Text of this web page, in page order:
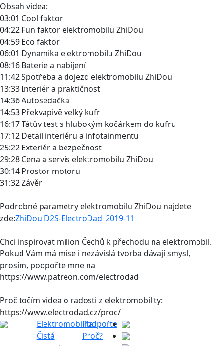
Obsah videa:
03:01 Cool faktor
04:22 Fun faktor elektromobilu ZhiDou
04:59 Eco faktor
06:01 Dynamika elektromobilu ZhiDou
08:16 Baterie a nabíjení
11:42 Spotřeba a dojezd elektromobilu ZhiDou
13:33 Interiér a praktičnost
14:36 Autosedačka
14:53 Překvapivě velký kufr
16:17 Tátův test s hlubokým kočárkem do kufru
17:12 Detail interiéru a infotainmentu
25:22 Exteriér a bezpečnost
29:28 Cena a servis elektromobilu ZhiDou
30:14 Prostor motoru
31:32 Závěr
Podrobné parametry elektromobilu ZhiDou najdete
zde:ZhiDou D2S-ElectroDad_2019-11
Chci inspirovat milion Čechů k přechodu na elektromobil.
Pokud Vám má mise i nezávislá tvorba dávají smysl,
prosím, podpořte mne na
https://www.patreon.com/electrodad
Proč točím videa o radosti z elektromobility:
https://www.electrodad.cz/proc/
Elektromobilita
Čistá
Podpořte
Proč?